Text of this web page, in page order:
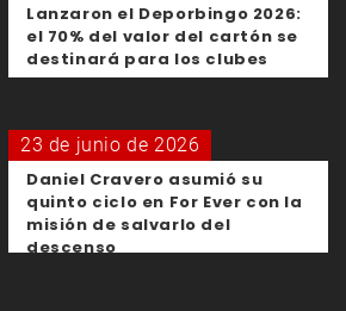
Lanzaron el Deporbingo 2026:
el 70% del valor del cartón se
destinará para los clubes
23 de junio de 2026
Daniel Cravero asumió su
quinto ciclo en For Ever con la
misión de salvarlo del
descenso